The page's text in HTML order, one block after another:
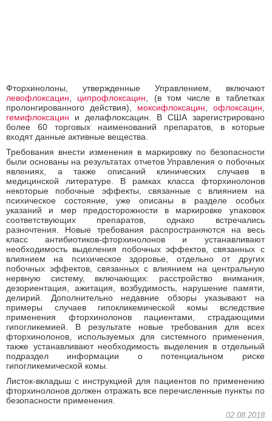
Фторхинолоны, утвержденные Управлением, включают
левофлоксацин
ципрофлоксацин , (в том числе в таблетках
пролонгированного действия), моксифлоксацин офлоксацин
гемифлоксацин и делафлоксацин. В США зарегистрировано
более 60 торговых наименований препаратов, в которые
входят данные активные вещества.
Требования внести изменения в маркировку по безопасности
были основаны на результатах отчетов Управления о побочных
явлениях, а также описаний клинических случаев в
медицинской литературе. В рамках класса фторхинолонов
некоторые побочные эффекты, связанные с влиянием на
психическое состояние, уже описаны в разделе особых
указаний и мер предосторожности в маркировке упаковок
соответствующих препаратов, однако встречались
разночтения. Новые требования распространяются на весь
класс антибиотиков-фторхинолонов и устанавливают
необходимость выделения побочных эффектов, связанных с
влиянием на психическое здоровье, отдельно от других
побочных эффектов, связанных с влиянием на центральную
нервную систему, включающих: расстройство внимания,
дезориентация, ажитация, возбудимость, нарушение памяти,
делирий. Дополнительно недавние обзоры указывают на
примеры случаев гипокликемической комы вследствие
применения фторхинолонов пациентами, страдающими
гипогликемией. В результате новые требования для всех
фторхинолонов, используемых для системного применения,
также устанавливают необходимость выделения в отдельный
подраздел информации о потенциальном риске
гипогликемической комы.
Листок-вкладыш с инструкцией для пациентов по применению
фторхинолонов должен отражать все перечисленные пункты по
безопасности применения.
02.08.2018